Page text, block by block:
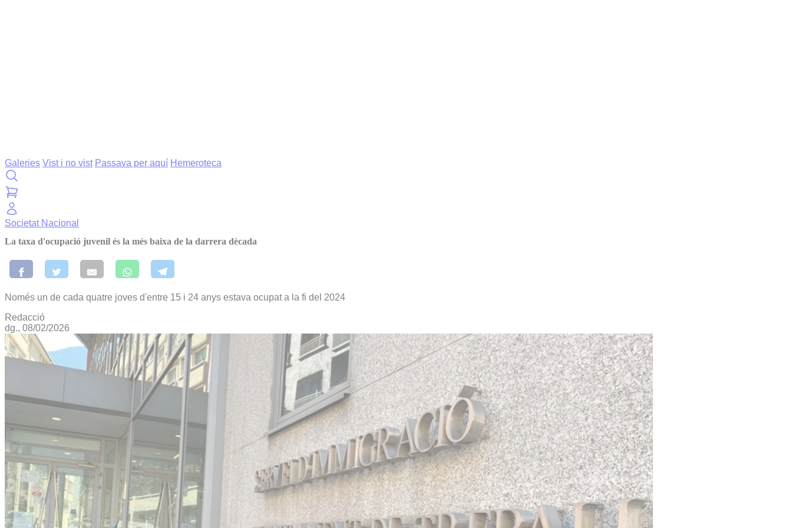
Galeries Vist i no vist Passava per aquí Hemeroteca
Societat Nacional
La taxa d'ocupació juvenil és la més baixa de la darrera dècada
Només un de cada quatre joves d'entre 15 i 24 anys estava ocupat a la fi del 2024
Redacció
dg., 08/02/2026